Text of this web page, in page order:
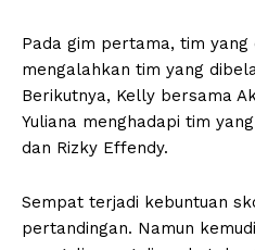
Pada gim pertama, tim
mengalahkan tim yang
Berikutnya, Kelly bersama
Yuliana menghadapi tim
dan Rizky Effendy.
Sempat terjadi kebuntuan
pertandingan. Namun